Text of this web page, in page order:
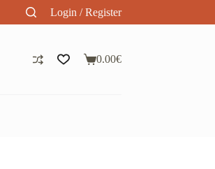
Login / Register
Panier
0.00€